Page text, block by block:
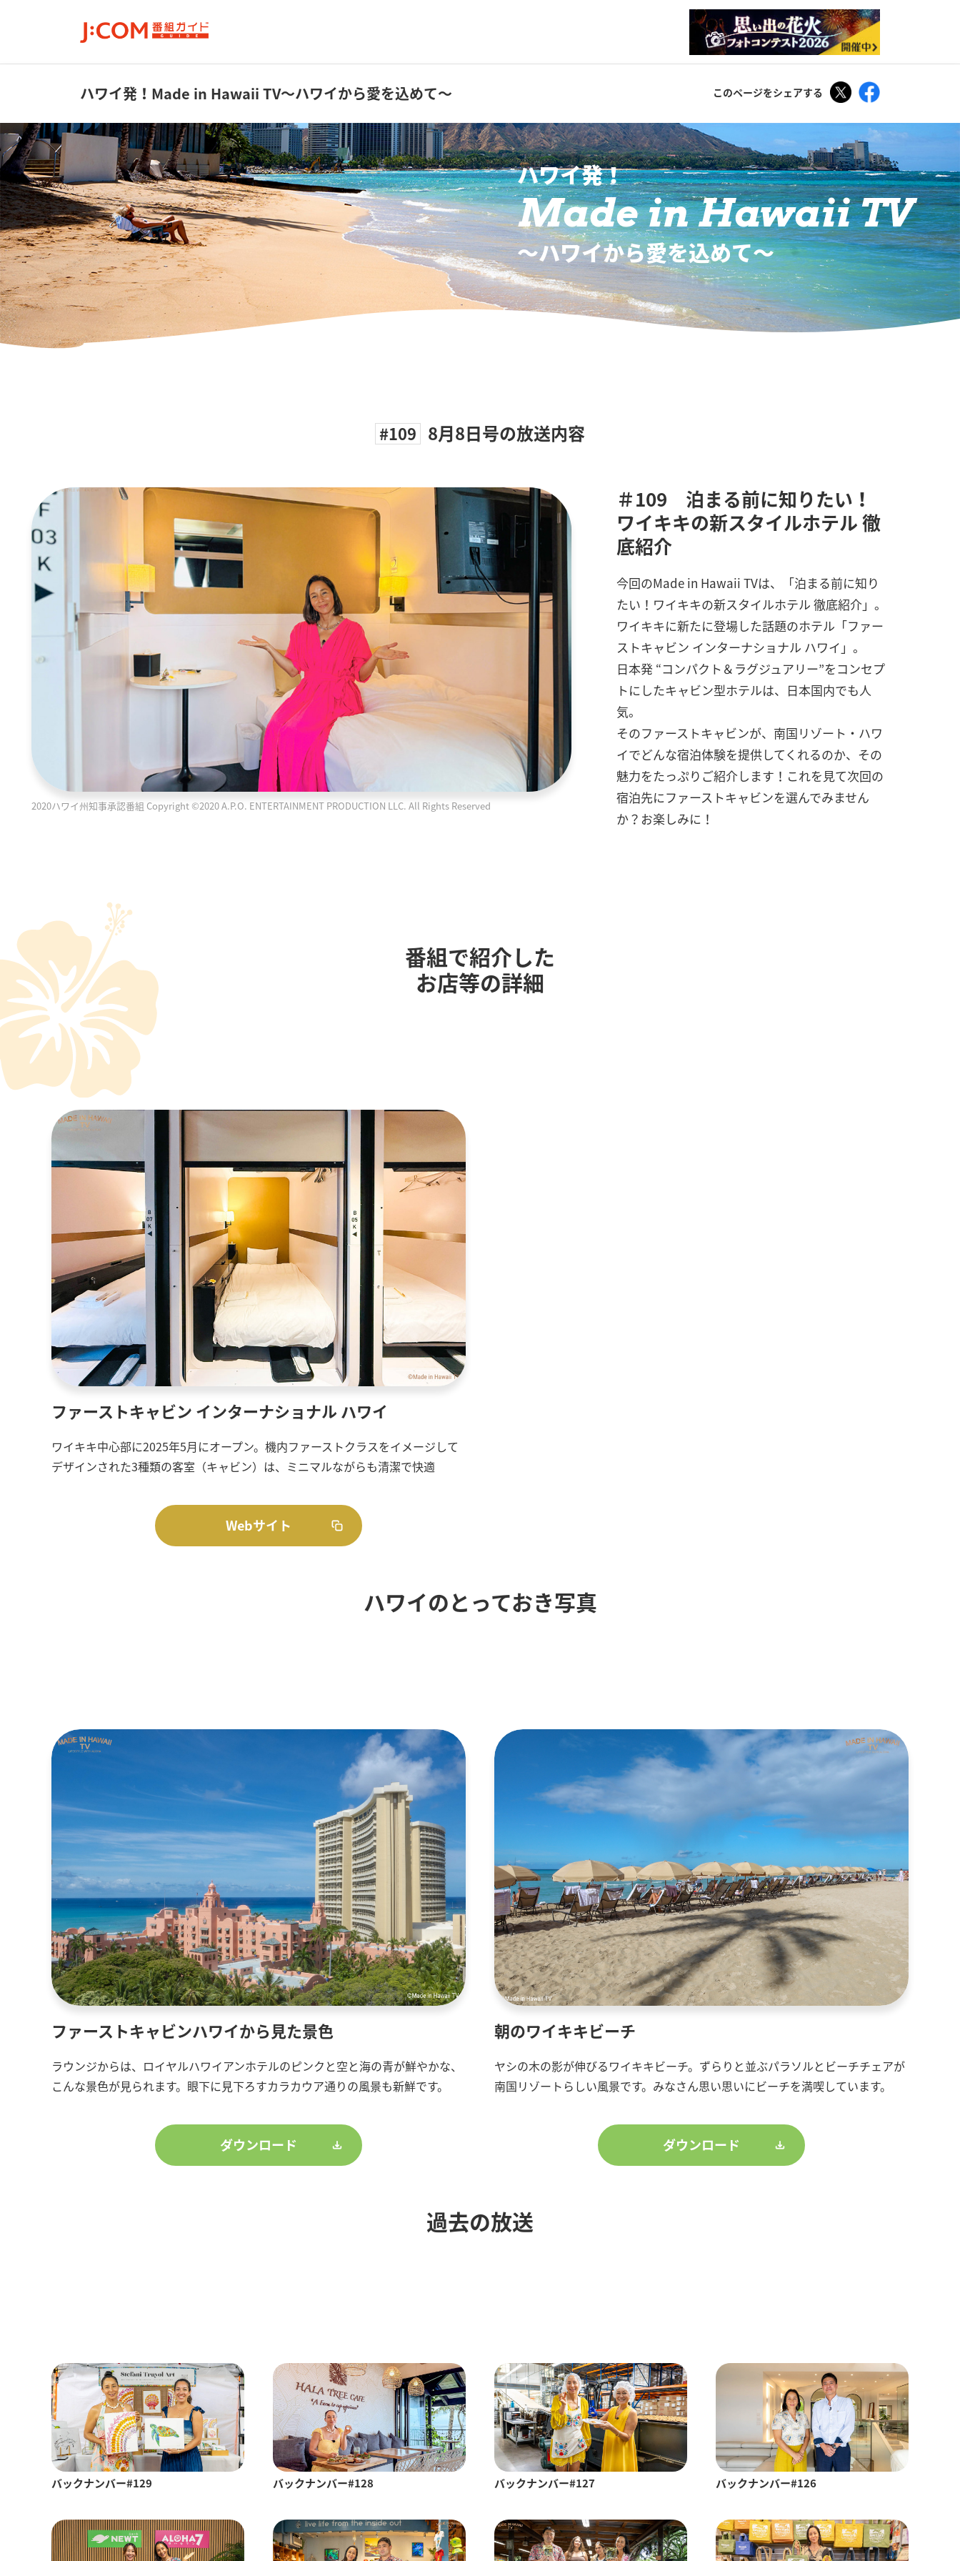
ハワイ発！Made in Hawaii TV～ハワイから愛を込めて～ このページをシェアする Tweet
ハワイ発！
Made in Hawaii TV
〜ハワイから愛を込めて〜
#109 8月8日号の放送内容
2020ハワイ州知事承認番組 Copyright ©2020 A.P.O. ENTERTAINMENT PRODUCTION LLC. All Rights Reserved
＃109 泊まる前に知りたい！
ワイキキの新スタイルホテル 徹
底紹介
今回のMade in Hawaii TVは、「泊まる前に知り
たい！ワイキキの新スタイルホテル 徹底紹介」。
ワイキキに新たに登場した話題のホテル「ファー
ストキャビン インターナショナル ハワイ」。
日本発 “コンパクト＆ラグジュアリー”をコンセプ
トにしたキャビン型ホテルは、日本国内でも人
気。
そのファーストキャビンが、南国リゾート・ハワ
イでどんな宿泊体験を提供してくれるのか、その
魅力をたっぷりご紹介します！これを見て次回の
宿泊先にファーストキャビンを選んでみません
か？お楽しみに！
番組で紹介した
お店等の詳細
ファーストキャビン インターナショナル ハワイ
ワイキキ中心部に2025年5月にオープン。機内ファーストクラスをイメージして
デザインされた3種類の客室（キャビン）は、ミニマルながらも清潔で快適
Webサイト
ハワイのとっておき写真
ファーストキャビンハワイから見た景色
ラウンジからは、ロイヤルハワイアンホテルのピンクと空と海の青が鮮やかな、
こんな景色が見られます。眼下に見下ろすカラカウア通りの風景も新鮮です。
ダウンロード
朝のワイキキビーチ
ヤシの木の影が伸びるワイキキビーチ。ずらりと並ぶパラソルとビーチチェアが
南国リゾートらしい風景です。みなさん思い思いにビーチを満喫しています。
ダウンロード
過去の放送
バックナンバー#129 バックナンバー#128 バックナンバー#127 バックナンバー#126